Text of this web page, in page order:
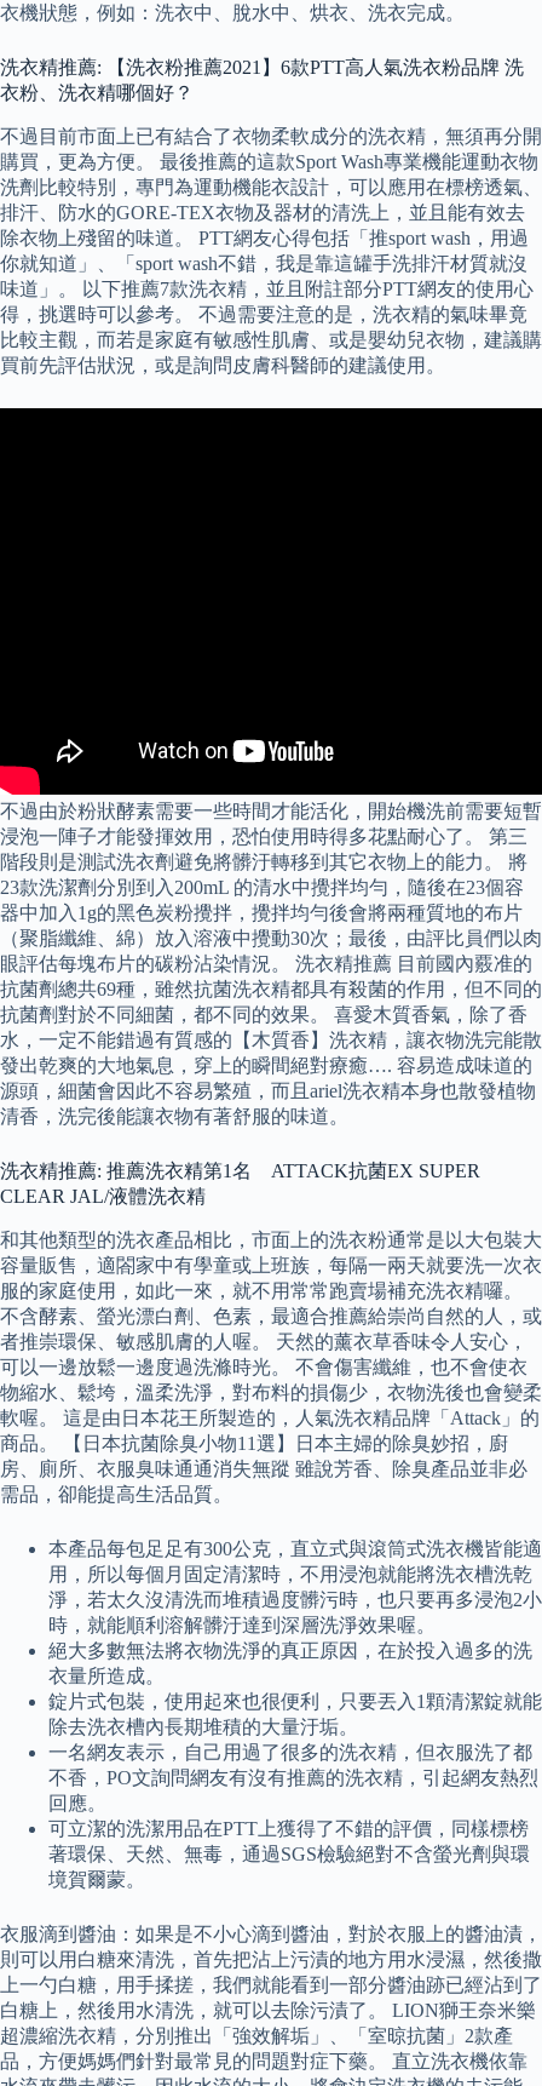
衣機狀態，例如：洗衣中、脫水中、烘衣、洗衣完成。
洗衣精推薦: 【洗衣粉推薦2021】6款PTT高人氣洗衣粉品牌 洗
衣粉、洗衣精哪個好？
不過目前市面上已有結合了衣物柔軟成分的洗衣精，無須再分開
購買，更為方便。 最後推薦的這款Sport Wash專業機能運動衣物
洗劑比較特別，專門為運動機能衣設計，可以應用在標榜透氣、
排汗、防水的GORE-TEX衣物及器材的清洗上，並且能有效去
除衣物上殘留的味道。 PTT網友心得包括「推sport wash，用過
你就知道」、「sport wash不錯，我是靠這罐手洗排汗材質就沒
味道」。 以下推薦7款洗衣精，並且附註部分PTT網友的使用心
得，挑選時可以參考。 不過需要注意的是，洗衣精的氣味畢竟
比較主觀，而若是家庭有敏感性肌膚、或是嬰幼兒衣物，建議購
買前先評估狀況，或是詢問皮膚科醫師的建議使用。
不過由於粉狀酵素需要一些時間才能活化，開始機洗前需要短暫
浸泡一陣子才能發揮效用，恐怕使用時得多花點耐心了。 第三
階段則是測試洗衣劑避免將髒汙轉移到其它衣物上的能力。 將
23款洗潔劑分別到入200mL 的清水中攪拌均勻，隨後在23個容
器中加入1g的黑色炭粉攪拌，攪拌均勻後會將兩種質地的布片
（聚脂纖維、綿）放入溶液中攪動30次；最後，由評比員們以肉
眼評估每塊布片的碳粉沾染情況。 洗衣精推薦 目前國內覈准的
抗菌劑總共69種，雖然抗菌洗衣精都具有殺菌的作用，但不同的
抗菌劑對於不同細菌，都不同的效果。 喜愛木質香氣，除了香
水，一定不能錯過有質感的【木質香】洗衣精，讓衣物洗完能散
發出乾爽的大地氣息，穿上的瞬間絕對療癒…. 容易造成味道的
源頭，細菌會因此不容易繁殖，而且ariel洗衣精本身也散發植物
清香，洗完後能讓衣物有著舒服的味道。
洗衣精推薦: 推薦洗衣精第1名 ATTACK抗菌EX SUPER
CLEAR JAL/液體洗衣精
和其他類型的洗衣產品相比，市面上的洗衣粉通常是以大包裝大
容量販售，適閤家中有學童或上班族，每隔一兩天就要洗一次衣
服的家庭使用，如此一來，就不用常常跑賣場補充洗衣精囉。
不含酵素、螢光漂白劑、色素，最適合推薦給崇尚自然的人，或
者推崇環保、敏感肌膚的人喔。 天然的薰衣草香味令人安心，
可以一邊放鬆一邊度過洗滌時光。 不會傷害纖維，也不會使衣
物縮水、鬆垮，溫柔洗淨，對布料的損傷少，衣物洗後也會變柔
軟喔。 這是由日本花王所製造的，人氣洗衣精品牌「Attack」的
商品。 【日本抗菌除臭小物11選】日本主婦的除臭妙招，廚
房、廁所、衣服臭味通通消失無蹤 雖說芳香、除臭產品並非必
需品，卻能提高生活品質。
本產品每包足足有300公克，直立式與滾筒式洗衣機皆能適
用，所以每個月固定清潔時，不用浸泡就能將洗衣槽洗乾
淨，若太久沒清洗而堆積過度髒污時，也只要再多浸泡2小
時，就能順利溶解髒汙達到深層洗淨效果喔。
絕大多數無法將衣物洗淨的真正原因，在於投入過多的洗
衣量所造成。
錠片式包裝，使用起來也很便利，只要丟入1顆清潔錠就能
除去洗衣槽內長期堆積的大量汙垢。
一名網友表示，自己用過了很多的洗衣精，但衣服洗了都
不香，PO文詢問網友有沒有推薦的洗衣精，引起網友熱烈
回應。
可立潔的洗潔用品在PTT上獲得了不錯的評價，同樣標榜
著環保、天然、無毒，通過SGS檢驗絕對不含螢光劑與環
境賀爾蒙。
衣服滴到醬油：如果是不小心滴到醬油，對於衣服上的醬油漬，
則可以用白糖來清洗，首先把沾上污漬的地方用水浸濕，然後撒
上一勺白糖，用手揉搓，我們就能看到一部分醬油跡已經沾到了
白糖上，然後用水清洗，就可以去除污漬了。 LION獅王奈米樂
超濃縮洗衣精，分別推出「強效解垢」、「室晾抗菌」2款產
品，方便媽媽們針對最常見的問題對症下藥。 直立洗衣機依靠